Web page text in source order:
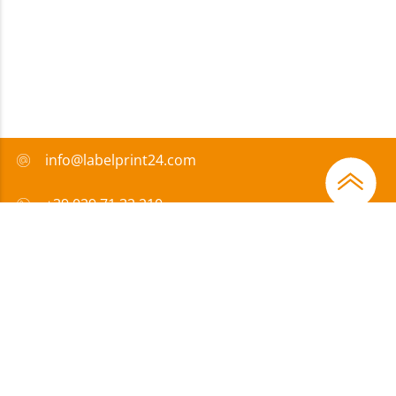
info@labelprint24.com
+39 029 71 32 210